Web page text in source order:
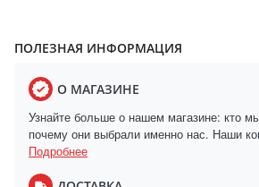
ПОЛЕЗНАЯ ИНФОРМАЦИЯ
О МАГАЗИНЕ
Узнайте больше о нашем магазине: кто
почему они выбрали именно нас. Наши
Подробнее